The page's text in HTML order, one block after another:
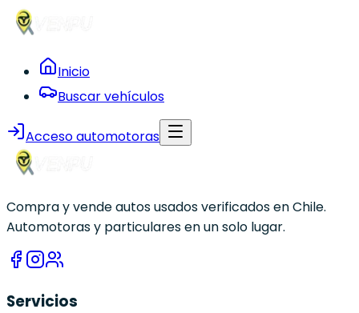
Inicio
Buscar vehículos
Acceso automotoras
Compra y vende autos usados verificados en Chile.
Automotoras y particulares en un solo lugar.
Servicios